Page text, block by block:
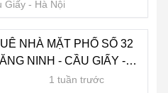
Giấy
Hà Nội
NHÀ MẶT PHỐ SỐ 32
NINH - CẦU GIẤY -
1 tuần trước